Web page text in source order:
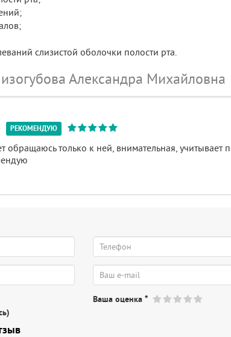
слизистой оболочки полости рта.
Александра Михайловна
РЕКОМЕНДУЮ
обращаюсь только к ней, внимательная, учитывает
Ваша оценка*